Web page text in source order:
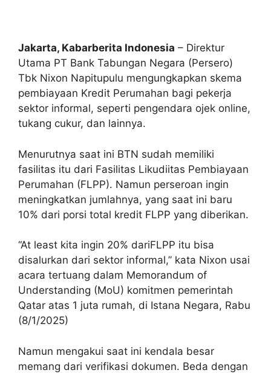
Jakarta, Kabarberita Indonesia – Direktur
Utama PT Bank Tabungan Negara (Persero)
Tbk Nixon Napitupulu mengungkapkan skema
pembiayaan Kredit Perumahan bagi pekerja
sektor informal, seperti pengendara ojek online,
tukang cukur, dan lainnya.
Menurutnya saat ini BTN sudah memiliki
fasilitas itu dari Fasilitas Likudiitas Pembiayaan
Perumahan (FLPP). Namun perseroan ingin
meningkatkan jumlahnya, yang saat ini baru
10% dari porsi total kredit FLPP yang diberikan.
“At least kita ingin 20% dariFLPP itu bisa
disalurkan dari sektor informal,” kata Nixon usai
acara tertuang dalam Memorandum of
Understanding (MoU) komitmen pemerintah
Qatar atas 1 juta rumah, di Istana Negara, Rabu
(8/1/2025)
Namun mengakui saat ini kendala besar
memang dari verifikasi dokumen. Beda dengan